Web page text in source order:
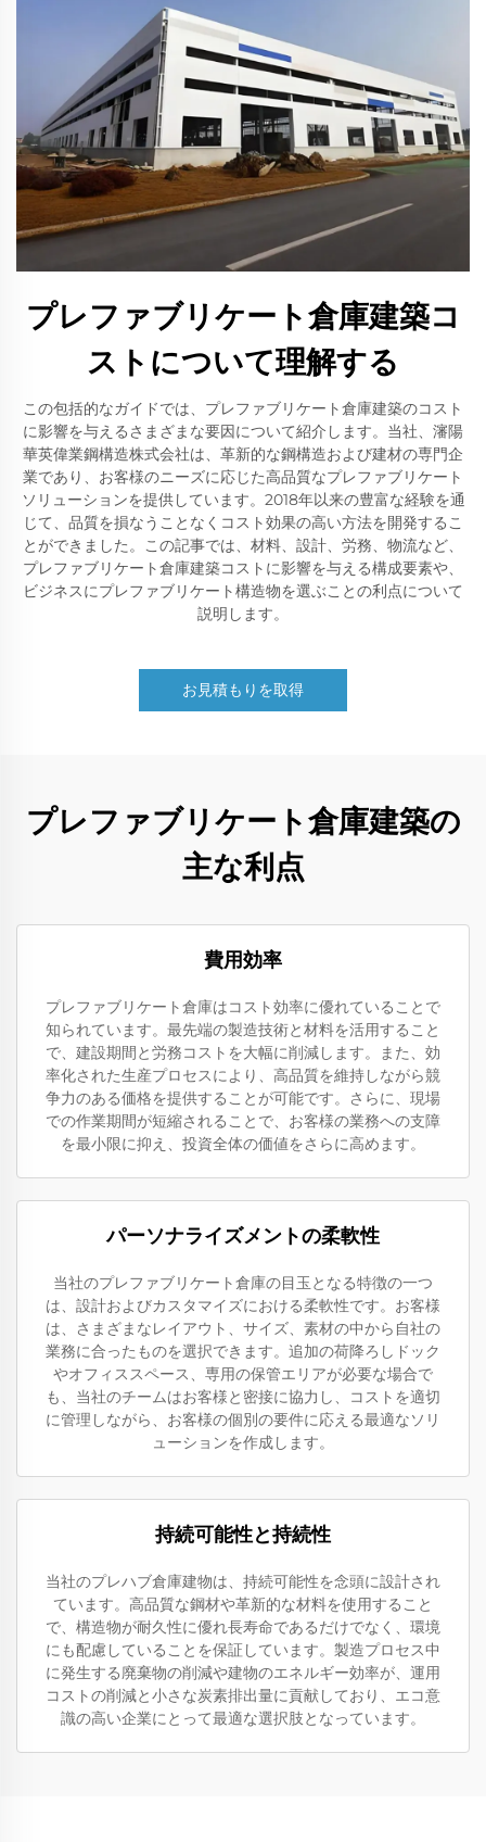
プレファブリケート倉庫建築コ
ストについて理解する
この包括的なガイドでは、プレファブリケート倉庫建築のコスト
に影響を与えるさまざまな要因について紹介します。当社、瀋陽
華英偉業鋼構造株式会社は、革新的な鋼構造および建材の専門企
業であり、お客様のニーズに応じた高品質なプレファブリケート
ソリューションを提供しています。2018年以来の豊富な経験を通
じて、品質を損なうことなくコスト効果の高い方法を開発するこ
とができました。この記事では、材料、設計、労務、物流など、
プレファブリケート倉庫建築コストに影響を与える構成要素や、
ビジネスにプレファブリケート構造物を選ぶことの利点について
説明します。
お見積もりを取得
プレファブリケート倉庫建築の
主な利点
費用効率
プレファブリケート倉庫はコスト効率に優れていることで
知られています。最先端の製造技術と材料を活用すること
で、建設期間と労務コストを大幅に削減します。また、効
率化された生産プロセスにより、高品質を維持しながら競
争力のある価格を提供することが可能です。さらに、現場
での作業期間が短縮されることで、お客様の業務への支障
を最小限に抑え、投資全体の価値をさらに高めます。
パーソナライズメントの柔軟性
当社のプレファブリケート倉庫の目玉となる特徴の一つ
は、設計およびカスタマイズにおける柔軟性です。お客様
は、さまざまなレイアウト、サイズ、素材の中から自社の
業務に合ったものを選択できます。追加の荷降ろしドック
やオフィススペース、専用の保管エリアが必要な場合で
も、当社のチームはお客様と密接に協力し、コストを適切
に管理しながら、お客様の個別の要件に応える最適なソリ
ューションを作成します。
持続可能性と持続性
当社のプレハブ倉庫建物は、持続可能性を念頭に設計され
ています。高品質な鋼材や革新的な材料を使用すること
で、構造物が耐久性に優れ長寿命であるだけでなく、環境
にも配慮していることを保証しています。製造プロセス中
に発生する廃棄物の削減や建物のエネルギー効率が、運用
コストの削減と小さな炭素排出量に貢献しており、エコ意
識の高い企業にとって最適な選択肢となっています。